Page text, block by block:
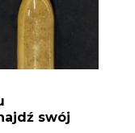
swój